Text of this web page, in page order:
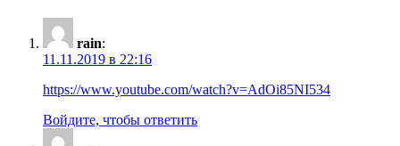
rain:
11.11.2019 в 22:16
https://www.youtube.com/watch?v=AdOi85NI534
Войдите, чтобы ответить